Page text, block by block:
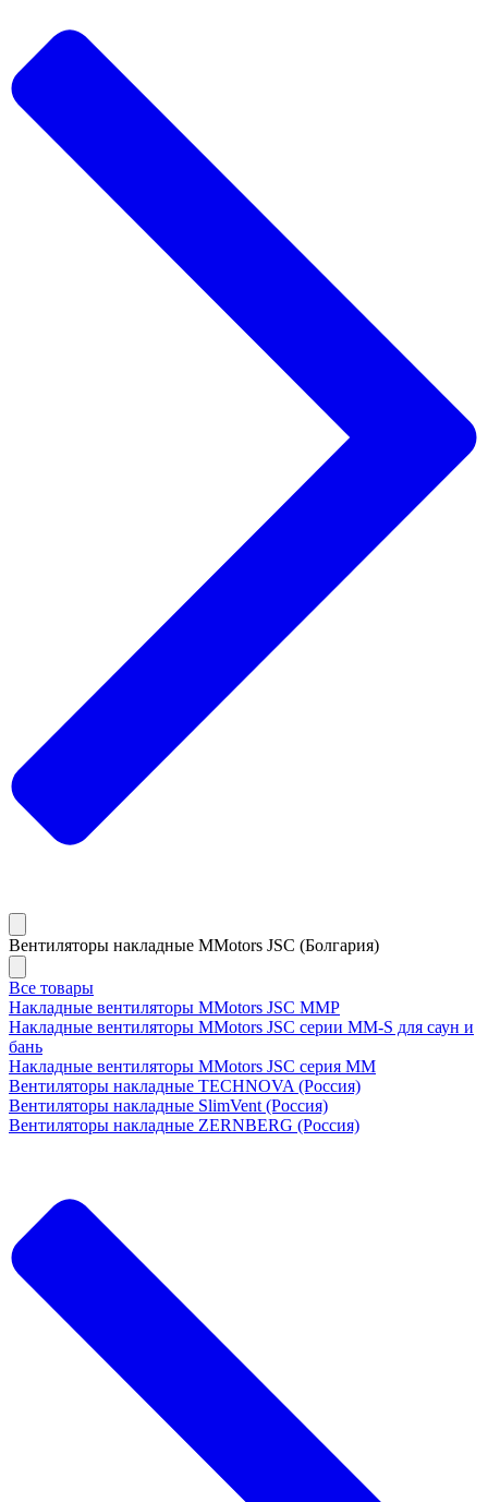
Вентиляторы накладные MMotors JSC (Болгария)
Все товары
Накладные вентиляторы MMotors JSC MMP
Накладные вентиляторы MMotors JSC серии MM-S для саун и
бань
Накладные вентиляторы MMotors JSC серия МM
Вентиляторы накладные TECHNOVA (Россия)
Вентиляторы накладные SlimVent (Россия)
Вентиляторы накладные ZERNBERG (Россия)